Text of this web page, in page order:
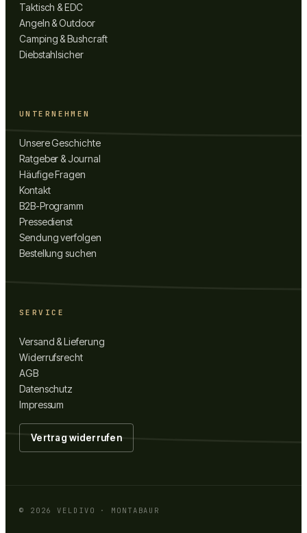
Taktisch & EDC
Angeln & Outdoor
Camping & Bushcraft
Diebstahlsicher
UNTERNEHMEN
Unsere Geschichte
Ratgeber & Journal
Häufige Fragen
Kontakt
B2B-Programm
Pressedienst
Sendung verfolgen
Bestellung suchen
SERVICE
Versand & Lieferung
Widerrufsrecht
AGB
Datenschutz
Impressum
Vertrag widerrufen
© 2026 VELDIVO · MONTABAUR